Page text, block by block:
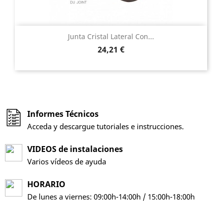
Junta Cristal Lateral Con...
Precio
24,21 €
Informes Técnicos
Acceda y descargue tutoriales e instrucciones.
VIDEOS de instalaciones
Varios vídeos de ayuda
HORARIO
De lunes a viernes: 09:00h-14:00h / 15:00h-18:00h